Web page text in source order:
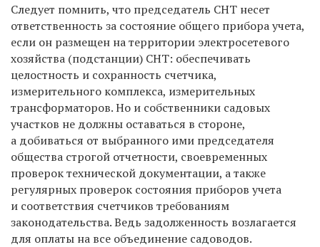
Следует помнить, что председатель СНТ несет
ответственность за состояние общего прибора учета,
если он размещен на территории электросетевого
хозяйства (подстанции) СНТ: обеспечивать
целостность и сохранность счетчика,
измерительного комплекса, измерительных
трансформаторов. Но и собственники садовых
участков не должны оставаться в стороне,
а добиваться от выбранного ими председателя
общества строгой отчетности, своевременных
проверок технической документации, а также
регулярных проверок состояния приборов учета
и соответствия счетчиков требованиям
законодательства. Ведь задолженность возлагается
для оплаты на все объединение садоводов.